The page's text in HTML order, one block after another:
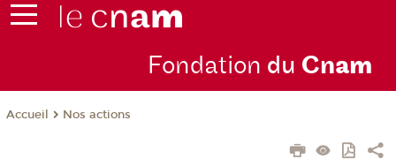
Fondation du Cnam
Accueil Nos actions